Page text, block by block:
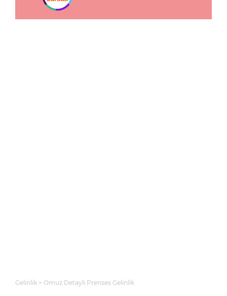
Gelinlik Omuz Detaylı Prenses Gelinlik